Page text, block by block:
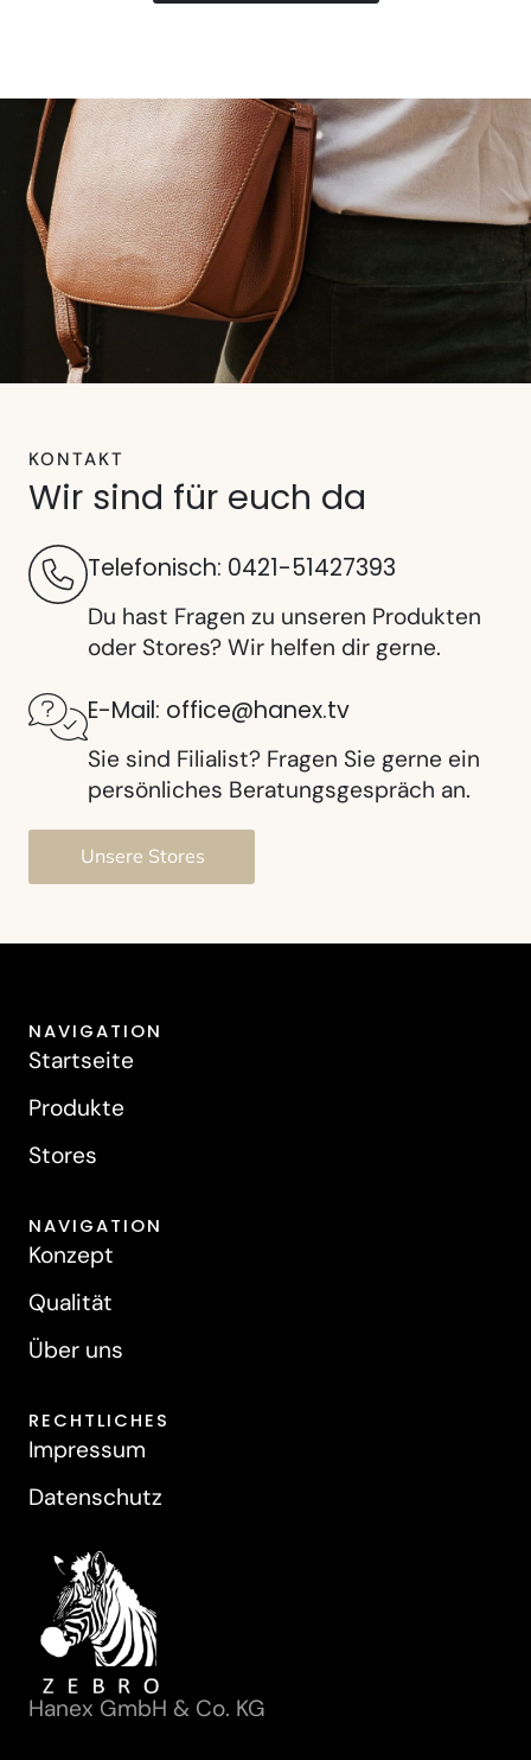
KONTAKT
Wir sind für euch da
Telefonisch: 0421-51427393
Du hast Fragen zu unseren Produkten
oder Stores? Wir helfen dir gerne.
E-Mail: office@hanex.tv
Sie sind Filialist? Fragen Sie gerne ein
persönliches Beratungsgespräch an.
Unsere Stores
Hanex GmbH & Co. KG
NAVIGATION
Startseite
Produkte
Stores
NAVIGATION
Konzept
Qualität
Über uns
RECHTLICHES
Impressum
Datenschutz